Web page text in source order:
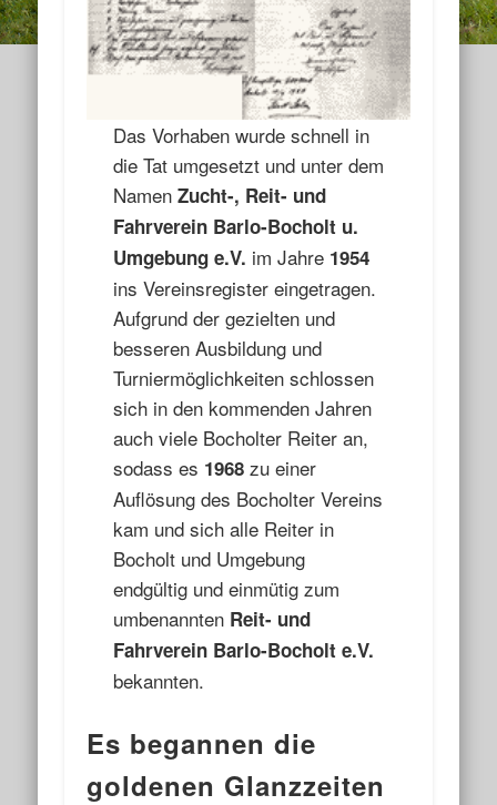
Das Vorhaben wurde schnell in
die Tat umgesetzt und unter dem
Namen Zucht-, Reit- und
Fahrverein Barlo-Bocholt u.
Umgebung e.V. im Jahre 1954
ins Vereinsregister eingetragen.
Aufgrund der gezielten und
besseren Ausbildung und
Turniermöglichkeiten schlossen
sich in den kommenden Jahren
auch viele Bocholter Reiter an,
sodass es 1968zu einer
Auflösung des Bocholter Vereins
kam und sich alle Reiter in
Bocholt und Umgebung
endgültig und einmütig zum
umbenannten Reit- und
Fahrverein Barlo-Bocholt e.V.
bekannten.
Es begannen die
goldenen Glanzzeiten